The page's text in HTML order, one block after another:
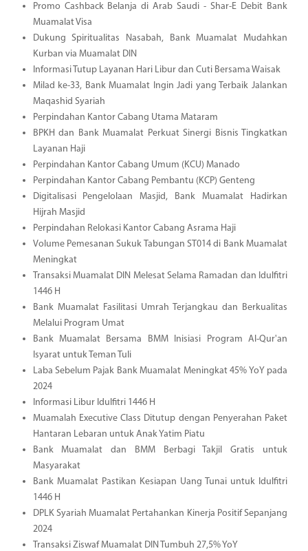
Promo Cashback Belanja di Arab Saudi - Shar-E Debit Bank
Muamalat Visa
Dukung Spiritualitas Nasabah, Bank Muamalat Mudahkan
Kurban via Muamalat DIN
Informasi Tutup Layanan Hari Libur dan Cuti Bersama Waisak
Milad ke-33, Bank Muamalat Ingin Jadi yang Terbaik Jalankan
Maqashid Syariah
Perpindahan Kantor Cabang Utama Mataram
BPKH dan Bank Muamalat Perkuat Sinergi Bisnis Tingkatkan
Layanan Haji
Perpindahan Kantor Cabang Umum (KCU) Manado
Perpindahan Kantor Cabang Pembantu (KCP) Genteng
Digitalisasi Pengelolaan Masjid, Bank Muamalat Hadirkan
Hijrah Masjid
Perpindahan Relokasi Kantor Cabang Asrama Haji
Volume Pemesanan Sukuk Tabungan ST014 di Bank Muamalat
Meningkat
Transaksi Muamalat DIN Melesat Selama Ramadan dan Idulfitri
1446 H
Bank Muamalat Fasilitasi Umrah Terjangkau dan Berkualitas
Melalui Program Umat
Bank Muamalat Bersama BMM Inisiasi Program Al-Qur'an
Isyarat untuk Teman Tuli
Laba Sebelum Pajak Bank Muamalat Meningkat 45% YoY pada
2024
Informasi Libur Idulfitri 1446 H
Muamalah Executive Class Ditutup dengan Penyerahan Paket
Hantaran Lebaran untuk Anak Yatim Piatu
Bank Muamalat dan BMM Berbagi Takjil Gratis untuk
Masyarakat
Bank Muamalat Pastikan Kesiapan Uang Tunai untuk Idulfitri
1446 H
DPLK Syariah Muamalat Pertahankan Kinerja Positif Sepanjang
2024
Transaksi Ziswaf Muamalat DIN Tumbuh 27,5% YoY